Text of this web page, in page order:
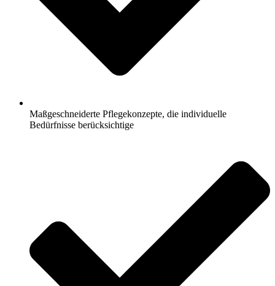
Maßgeschneiderte Pflegekonzepte, die individuelle
Bedürfnisse berücksichtige